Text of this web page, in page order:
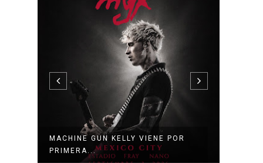
MACHINE GUN KELLY VIENE POR
PRIMERA...